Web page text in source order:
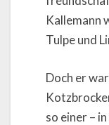
Kallemann
Tulpe und
Doch er
so einer –